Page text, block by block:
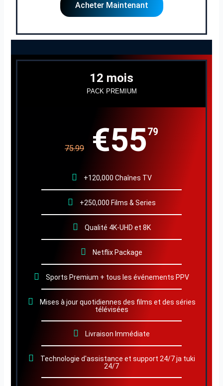
Acheter Maintenant
12 mois
PACK PREMIUM
75.99 €5579
+120,000 Chaînes TV
+250,000 Films & Series
Qualité 4K-UHD et 8K
Netflix Package
Sports Premium + tous les événements PPV
Mises à jour quotidiennes des films et des séries
télévisées
Livraison Immédiate
Technologie d'assistance et support 24/7 ja tuki
24/7